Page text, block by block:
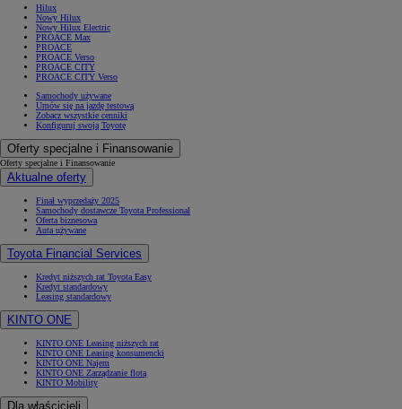
Hilux
Nowy Hilux
Nowy Hilux Electric
PROACE Max
PROACE
PROACE Verso
PROACE CITY
PROACE CITY Verso
Samochody używane
Umów się na jazdę testową
Zobacz wszystkie cenniki
Konfiguruj swoją Toyotę
Oferty specjalne i Finansowanie
Oferty specjalne i Finansowanie
Aktualne oferty
Finał wyprzedaży 2025
Samochody dostawcze Toyota Professional
Oferta biznesowa
Auta używane
Toyota Financial Services
Kredyt niższych rat Toyota Easy
Kredyt standardowy
Leasing standardowy
KINTO ONE
KINTO ONE Leasing niższych rat
KINTO ONE Leasing konsumencki
KINTO ONE Najem
KINTO ONE Zarządzanie flotą
KINTO Mobility
Dla właścicieli